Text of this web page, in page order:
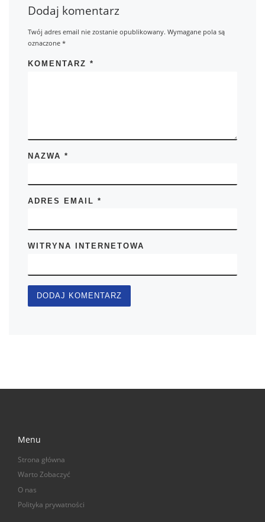
Dodaj komentarz
Twój adres email nie zostanie opublikowany. Wymagane pola są
oznaczone*
KOMENTARZ*
NAZWA*
ADRES EMAIL*
WITRYNA INTERNETOWA
Menu
Strona główna
Warto Zobaczyć
O nas
Polityka prywatności